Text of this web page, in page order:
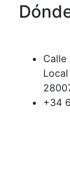
Calle
+34